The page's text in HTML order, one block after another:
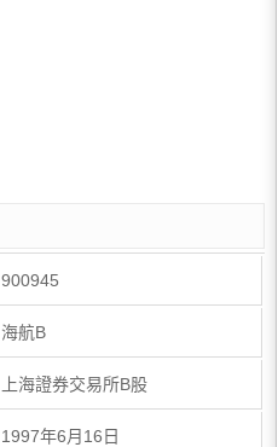
900945
海航B
上海證券交易所B股
1997年6月16日